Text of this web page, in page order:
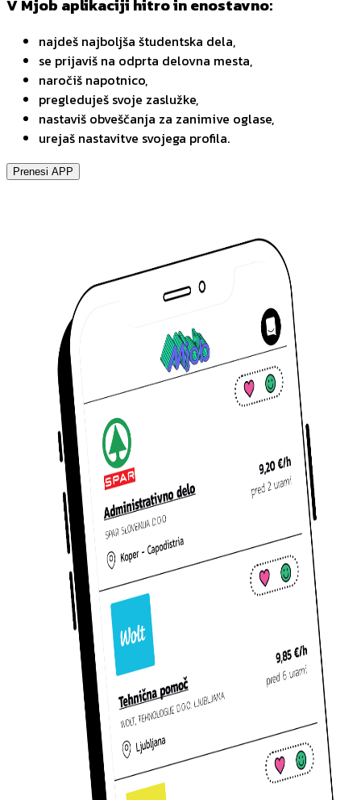
V Mjob aplikaciji hitro in enostavno:
najdeš najboljša študentska dela,
se prijaviš na odprta delovna mesta,
naročiš napotnico,
pregleduješ svoje zaslužke,
nastaviš obveščanja za zanimive oglase,
urejaš nastavitve svojega profila.
Prenesi APP